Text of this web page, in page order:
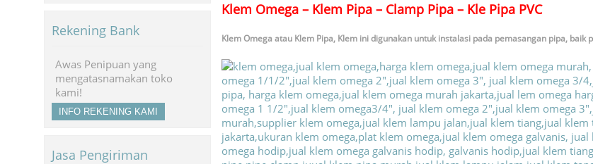
Klem Omega – Klem Pipa – Clamp Pipa – Kle Pipa PVC
Klem Omega atau Klem Pipa, Klem ini digunakan untuk instalasi pada pemasangan pipa, baik
Rekening Bank
Awas Penipuan yang
mengatasnamakan toko
kami!
INFO REKENING KAMI
Jasa Pengiriman